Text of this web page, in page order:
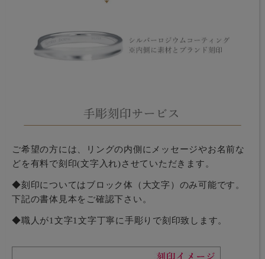
ご希望の方には、リングの内側にメッセージやお名前な
どを有料で刻印(文字入れ)させていただきます。
◆刻印についてはブロック体（大文字）のみ可能です。
下記の書体見本をご確認下さい。
◆職人が1文字1文字丁寧に手彫りで刻印致します。